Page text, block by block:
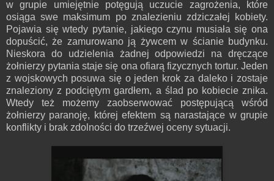
w grupie umiejętnie potęgują uczucie zagrożenia, które
osiąga swe maksimum po znalezieniu zdziczałej kobiety.
Pojawia się wtedy pytanie, jakiego czynu musiała się ona
dopuścić, że zamurowano ją żywcem w ścianie budynku.
Nieskora do udzielenia żadnej odpowiedzi na dręczące
żołnierzy pytania staje się ona ofiarą fizycznych tortur. Jeden
z wojskowych posuwa się o jeden krok za daleko i zostaje
znaleziony z podciętym gardłem, a ślad po kobiecie znika.
Wtedy też możemy zaobserwować postępującą wśród
żołnierzy paranoję, której efektem są narastające w grupie
konflikty i brak zdolności do trzeźwej oceny sytuacji.